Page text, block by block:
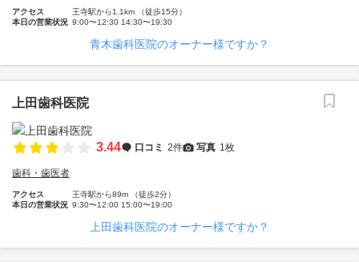
アクセス
王寺駅から1.1km （徒歩15分）
本日の営業状況 9:00〜12:30 14:30〜19:30
青木歯科医院のオーナー様ですか？
上田歯科医院
3.44 口コミ 2件 写真 1枚
歯科・歯医者
アクセス
王寺駅から89m （徒歩2分）
本日の営業状況 9:30〜12:00 15:00〜19:00
上田歯科医院のオーナー様ですか？